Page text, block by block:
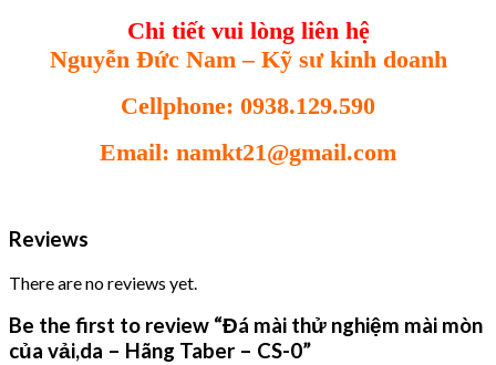
Chi tiết vui lòng liên hệ
Nguyễn Đức Nam – Kỹ sư kinh doanh
Cellphone: 0938.129.590
Email: namkt21@gmail.com
Reviews
There are no reviews yet.
Be the first to review “Đá mài thử nghiệm mài mòn
của vải,da – Hãng Taber – CS-0”